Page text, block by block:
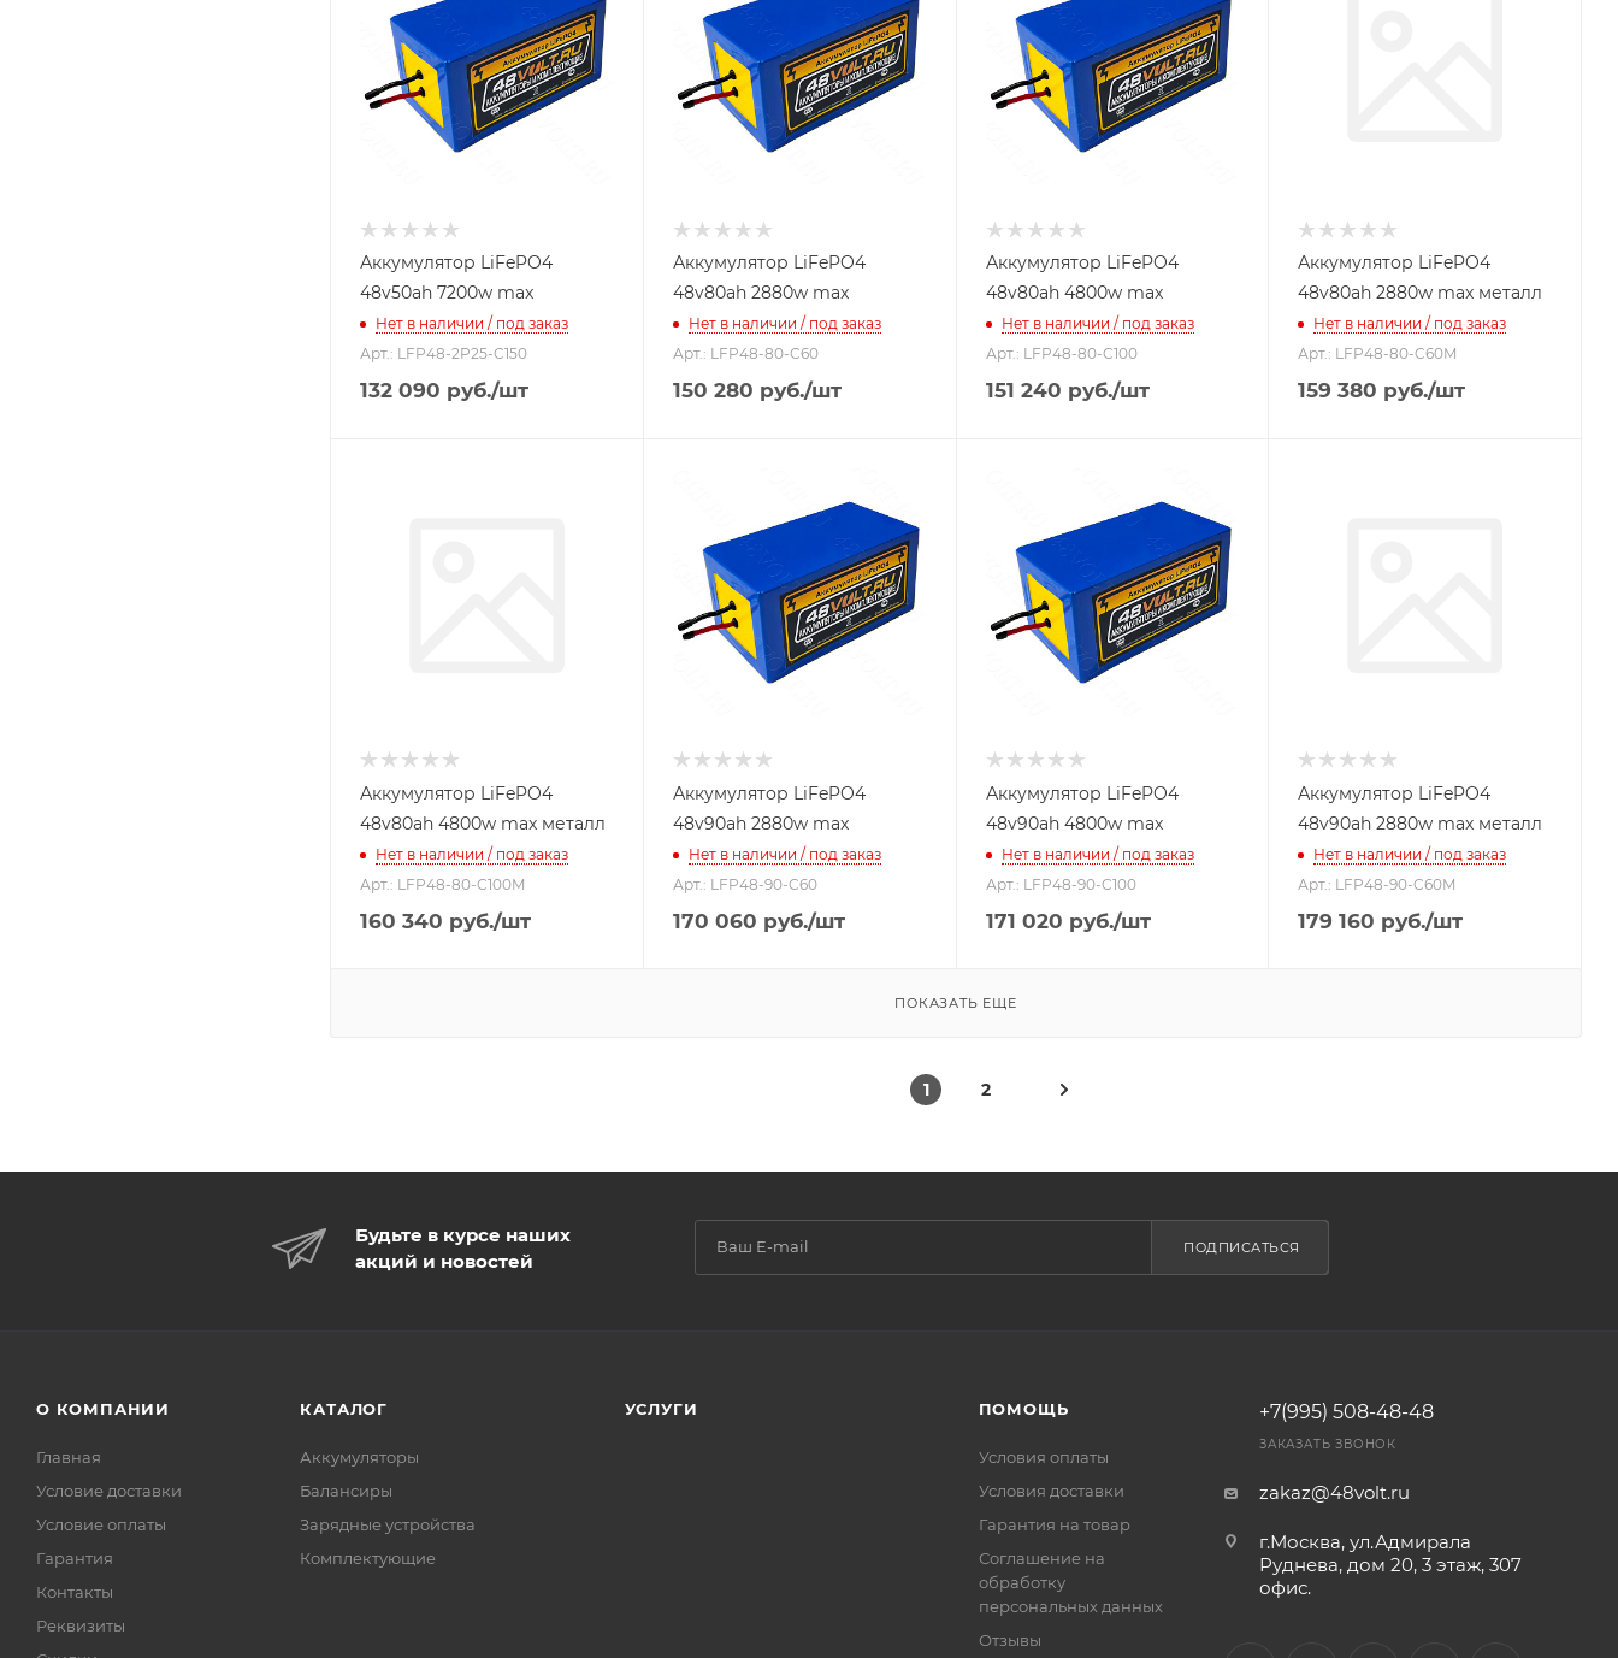
Аккумулятор LiFePO4
48v50ah 7200w max
Нет в наличии / под заказ
Арт.: LFP48-2P25-C150
132 090 руб./шт
Аккумулятор LiFePO4
48v80ah 2880w max
Нет в наличии / под заказ
Арт.: LFP48-80-C60
150 280 руб./шт
Аккумулятор LiFePO4
48v80ah 4800w max
Нет в наличии / под заказ
Арт.: LFP48-80-C100
151 240 руб./шт
Аккумулятор LiFePO4
48v80ah 2880w max металл
Нет в наличии / под заказ
Арт.: LFP48-80-C60M
159 380 руб./шт
Аккумулятор LiFePO4
48v80ah 4800w max металл
Нет в наличии / под заказ
Арт.: LFP48-80-C100M
160 340 руб./шт
Аккумулятор LiFePO4
48v90ah 2880w max
Нет в наличии / под заказ
Арт.: LFP48-90-C60
170 060 руб./шт
Аккумулятор LiFePO4
48v90ah 4800w max
Нет в наличии / под заказ
Арт.: LFP48-90-C100
171 020 руб./шт
Аккумулятор LiFePO4
48v90ah 2880w max металл
Нет в наличии / под заказ
Арт.: LFP48-90-C60M
179 160 руб./шт
ПОКАЗАТЬ ЕЩЕ
1 2
Будьте в курсе наших
акций и новостей
ПОДПИСАТЬСЯ
О КОМПАНИИ
Главная
Условие доставки
Условие оплаты
Гарантия
Контакты
Реквизиты
КАТАЛОГ
Аккумуляторы
Балансиры
Зарядные устройства
Комплектующие
УСЛУГИ ПОМОЩЬ
Условия оплаты
Условия доставки
Гарантия на товар
Соглашение на
обработку
персональных данных
Отзывы
+7(995) 508-48-48
ЗАКАЗАТЬ ЗВОНОК
zakaz@48volt.ru
г.Москва, ул.Адмирала
Руднева, дом 20, 3 этаж, 307
офис.